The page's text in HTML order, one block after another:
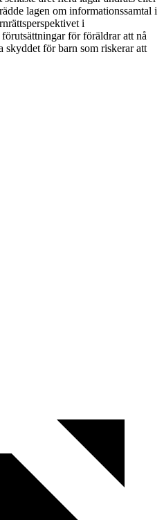
lagen om informationssamtal i
i
för föräldrar att nå
skyddet för barn som riskerar att